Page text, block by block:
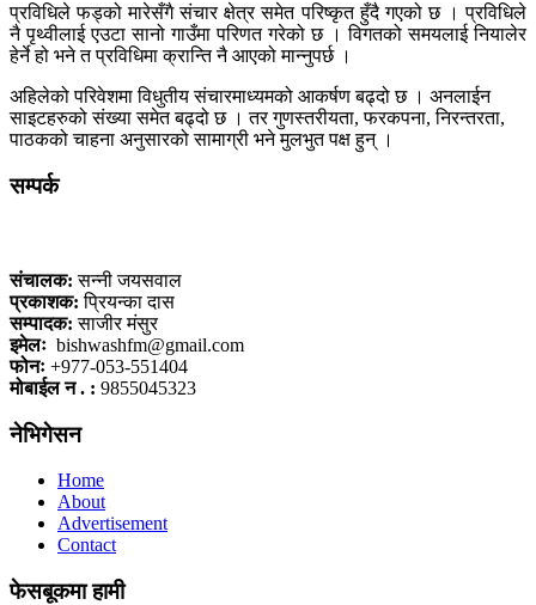
प्रविधिले फड्को मारेसँगै संचार क्षेत्र समेत परिष्कृत हुँदै गएको छ । प्रविधिले
नै पृथ्वीलाई एउटा सानो गाउँमा परिणत गरेको छ । विगतको समयलाई नियालेर
हेर्ने हो भने त प्रविधिमा क्रान्ति नै आएको मान्नुपर्छ ।
अहिलेको परिवेशमा विधुतीय संचारमाध्यमको आकर्षण बढ्दो छ । अनलाईन
साइटहरुको संख्या समेत बढ्दो छ । तर गुणस्तरीयता, फरकपना, निरन्तरता,
पाठकको चाहना अनुसारको सामाग्री भने मुलभुत पक्ष हुन् ।
सम्पर्क
संचालक: सन्नी जयसवाल
प्रकाशक: प्रियन्का दास
सम्पादक: साजीर मंसुर
इमेलः bishwashfm@gmail.com
फोनः +977-053-551404
मोबाईल न . : 9855045323
नेभिगेसन
Home
About
Advertisement
Contact
फेसबूकमा हामी